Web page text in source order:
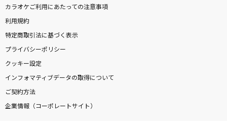
カラオケご利用にあたっての注意事項
利用規約
特定商取引法に基づく表示
プライバシーポリシー
クッキー設定
インフォマティブデータの取得について
ご契約方法
企業情報（コーポレートサイト）